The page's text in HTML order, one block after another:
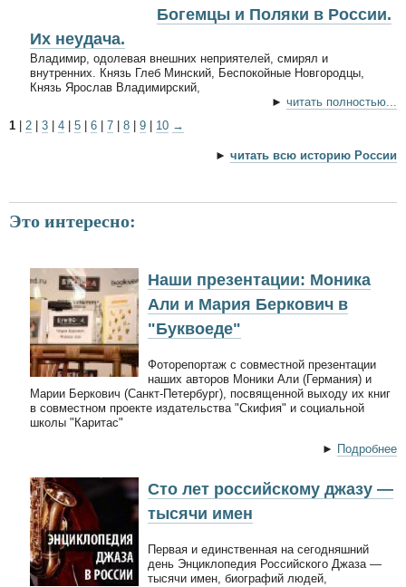
Богемцы и Поляки в России.
Их неудача.
Владимир, одолевая внешних неприятелей, смирял и
внутренних. Князь Глеб Минский, Беспокойные Новгородцы,
Князь Ярослав Владимирский,
► читать полностью...
1
2 3 4 5 6 7 8 9 10 →
► читать всю историю России
Это интересно:
Наши презентации: Моника
Али и Мария Беркович в
"Буквоеде"
Фоторепортаж с совместной презентации
наших авторов Моники Али (Германия) и
Марии Беркович (Санкт-Петербург), посвященной выходу их книг
в совместном проекте издательства "Скифия" и социальной
школы "Каритас"
► Подробнее
Сто лет российскому джазу —
тысячи имен
Первая и единственная на сегодняшний
день Энциклопедия Российского Джаза —
тысячи имен, биографий людей,